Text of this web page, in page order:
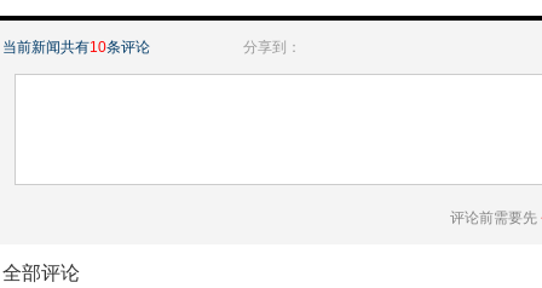
当前新闻共有10条评论 分享到：
评论前需要先
全部评论